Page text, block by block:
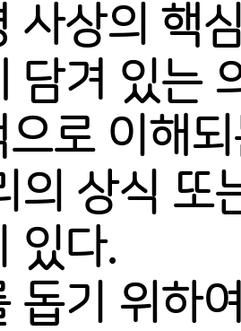
사상의 핵
담겨 있는
로 이해
의 상식 또
있다.
돕기 위하